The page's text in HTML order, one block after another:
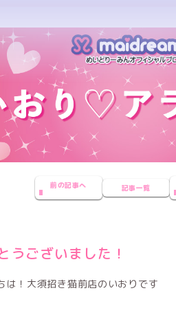
前の記事へ 記事一覧
うございました！
は！大須招き猫前店のいおりです